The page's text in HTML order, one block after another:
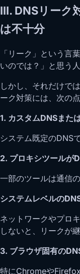
III. DNSリーク
は不十分
「リーク」という言
いのでは？」と思う
しかし、それだけで
ーク対策には、次の
1. カスタムDNSまた
システム既定のDNS
2. プロキシツールが
一部のツールは通信
システムレベルの
ネットワークやプロ
しないと、リークが
3. ブラウザ固有の
特にChromeや